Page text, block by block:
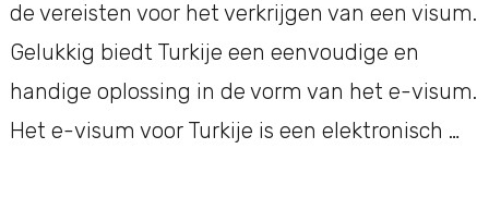
de vereisten voor het verkrijgen van een visum.
Gelukkig biedt Turkije een eenvoudige en
handige oplossing in de vorm van het e-visum.
Het e-visum voor Turkije is een elektronisch …